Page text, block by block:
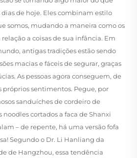
dias de hoje. Eles combinam estilo
somos, mudando a maneira como os
a coisas de sua infância. Em
antigas tradições estão sendo
macias e fáceis de segurar, graças
As pessoas agora conseguem, de
próprios sentimentos. Pegue, por
sanduíches de cordeiro de
noodles cortados a faca de Shanxi
– de repente, há uma versão fofa
Segundo o Dr. Li Hanliang da
de Hangzhou, essa tendência